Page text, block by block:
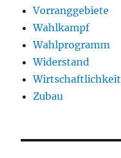
Vorranggebiete
Wahlkampf
Wahlprogramm
Widerstand
Wirtschaftlichkeit
Zubau